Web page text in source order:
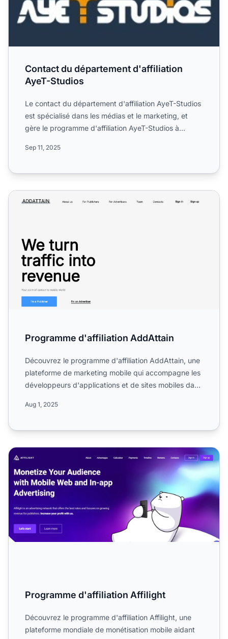
Contact du département d'affiliation
AyeT-Studios
Le contact du département d'affiliation AyeT-Studios
est spécialisé dans les médias et le marketing, et
gère le programme d'affiliation AyeT-Studios à
Sep 11, 2025
Programme d'affiliation AddAttain
Programme d'affiliation AddAttain
Découvrez le programme d'affiliation AddAttain, une
plateforme de marketing mobile qui accompagne les
développeurs d'applications et de sites mobiles dans
Aug 1, 2025
Programme d'affiliation Affilight
Programme d'affiliation Affilight
Découvrez le programme d'affiliation Affilight, une
plateforme mondiale de monétisation mobile aidant